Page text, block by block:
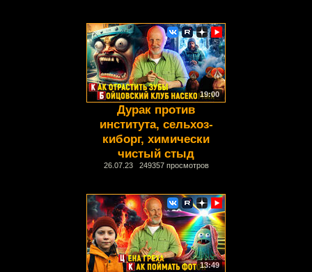
19:00
Дурак против
института, сельхоз-
киборг, химически
чистый стыд
26.07.23 249357 просмотров
13:49